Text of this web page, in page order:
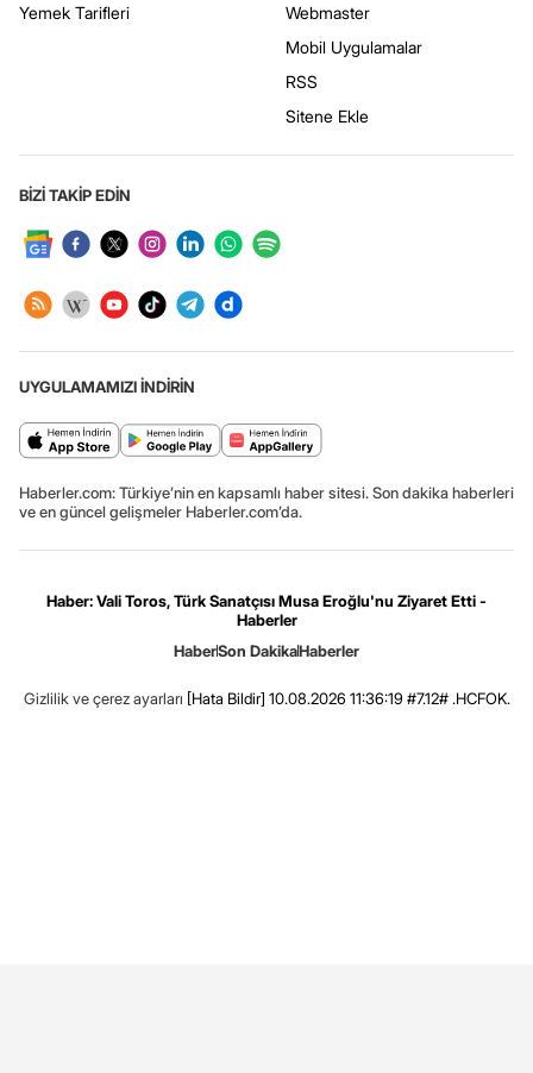
Yemek Tarifleri
Webmaster
Mobil Uygulamalar
RSS
Sitene Ekle
BİZİ TAKİP EDİN
UYGULAMAMIZI İNDİRİN
Haberler.com: Türkiye’nin en kapsamlı haber sitesi. Son dakika haberleri
ve en güncel gelişmeler Haberler.com’da.
Haber: Vali Toros, Türk Sanatçısı Musa Eroğlu'nu Ziyaret Etti -
Haberler
HaberSon DakikaHaberler
Gizlilik ve çerez ayarları [Hata Bildir] 10.08.2026 11:36:19 #7.12# .HCFOK.